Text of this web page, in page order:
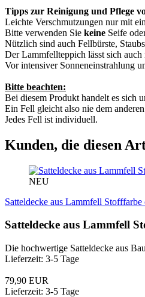
Tipps zur Reinigung und Pflege
Leichte Verschmutzungen nur mit
Bitte verwenden Sie keine Seife
Nützlich sind auch Fellbürste,
Der Lammfellteppich lässt sich
Vor intensiver Sonneneinstrahlung
Bitte beachten:
Bei diesem Produkt handelt es sich
Ein Fell gleicht also nie dem
Jedes Fell ist individuell.
Kunden, die diesen
NEU
Satteldecke aus Lammfell Stofffarbe
Satteldecke aus Lammfell
Die hochwertige Satteldecke aus
Lieferzeit: 3-5 Tage
79,90 EUR
Lieferzeit: 3-5 Tage